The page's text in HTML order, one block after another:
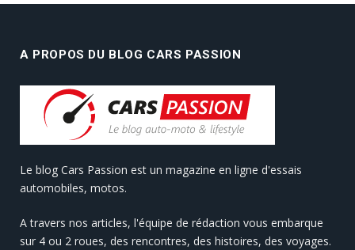
A PROPOS DU BLOG CARS PASSION
Le blog Cars Passion est un magazine en ligne d'essais
automobiles, motos.
A travers nos articles, l'équipe de rédaction vous embarque
sur 4 ou 2 roues, des rencontres, des histoires, des voyages.